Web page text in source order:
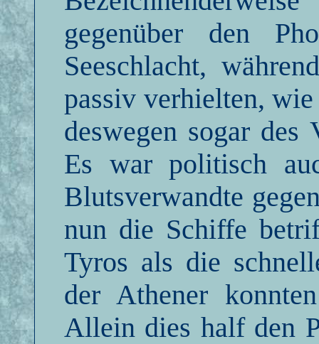
gegenüber den
Seeschlacht,
passiv verhielten,
deswegen sogar
Es war politisch
Blutsverwandte
nun die Schiffe
Tyros als die
der Athener
Allein dies half den